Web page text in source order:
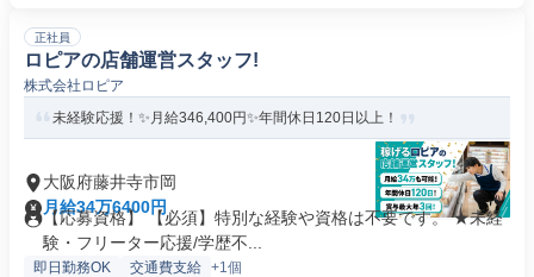
正社員
ロピアの店舗運営スタッフ!
株式会社ロピア
未経験応援！✨月給346,400円✨年間休日120日以上！
大阪府藤井寺市岡
月給34万6400円
【応募資格】 【必須】特別な経験や資格は不要です。 ★未経
験・フリーター応援/学歴不...
即日勤務OK 交通費支給 +1個